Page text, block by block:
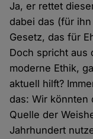
Ja, er rettet
dabei das (für
Gesetz, das für
Doch spricht aus
moderne Ethik,
aktuell hilft?
das: Wir könnten
Quelle der
Jahrhundert